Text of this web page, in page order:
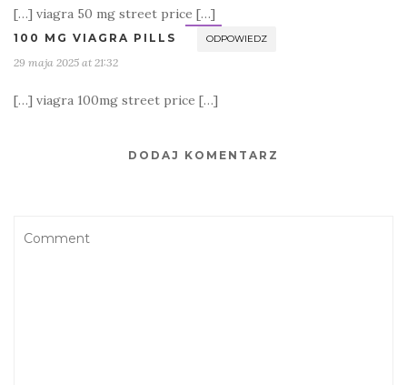
[…] viagra 50 mg street price […]
100 MG VIAGRA PILLS ODPOWIEDZ
29 maja 2025 at 21:32
[…] viagra 100mg street price […]
DODAJ KOMENTARZ